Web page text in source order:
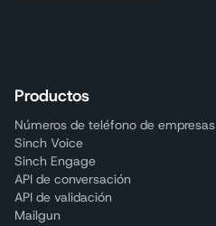
Productos
Números de teléfono de empresas
Sinch Voice
Sinch Engage
API de conversación
API de validación
Mailgun